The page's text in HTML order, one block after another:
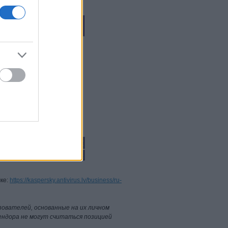
https://kaspersky.antivirus.lv/business/ru-
основанные на их личном
не могут считаться позицией